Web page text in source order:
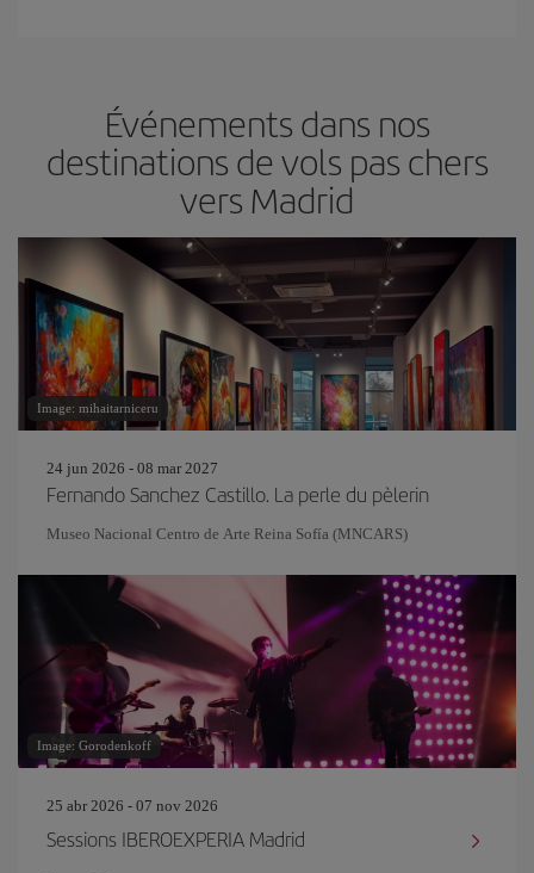
Événements dans nos
destinations de vols pas chers
vers Madrid
Image: mihaitarniceru
24 jun 2026 - 08 mar 2027
Fernando Sanchez Castillo. La perle du pèlerin
Museo Nacional Centro de Arte Reina Sofía (MNCARS)
Image: Gorodenkoff
25 abr 2026 - 07 nov 2026
Sessions IBEROEXPERIA Madrid